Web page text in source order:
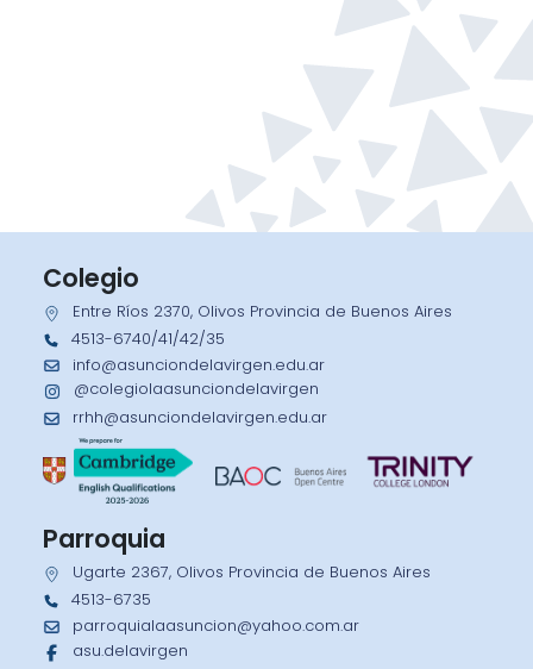
Colegio
Entre Ríos 2370, Olivos Provincia de Buenos Aires
4513-6740/41/42/35
info@asunciondelavirgen.edu.ar
@colegiolaasunciondelavirgen
rrhh@asunciondelavirgen.edu.ar
Parroquia
Ugarte 2367, Olivos Provincia de Buenos Aires
4513-6735
parroquialaasuncion@yahoo.com.ar
asu.delavirgen